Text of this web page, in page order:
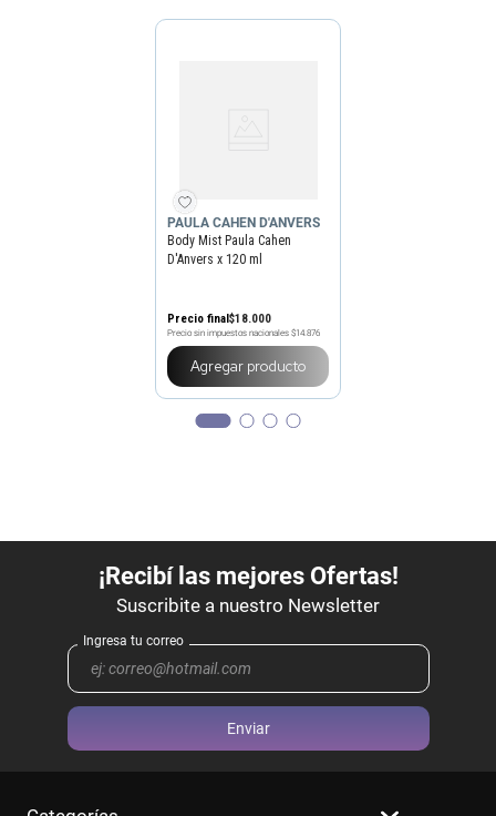
PAULA CAHEN D'ANVERS
Body Mist Paula Cahen
D'Anvers x 120 ml
Precio final$18.000
Precio sin impuestos nacionales $14.876
Agregar producto
Enviar